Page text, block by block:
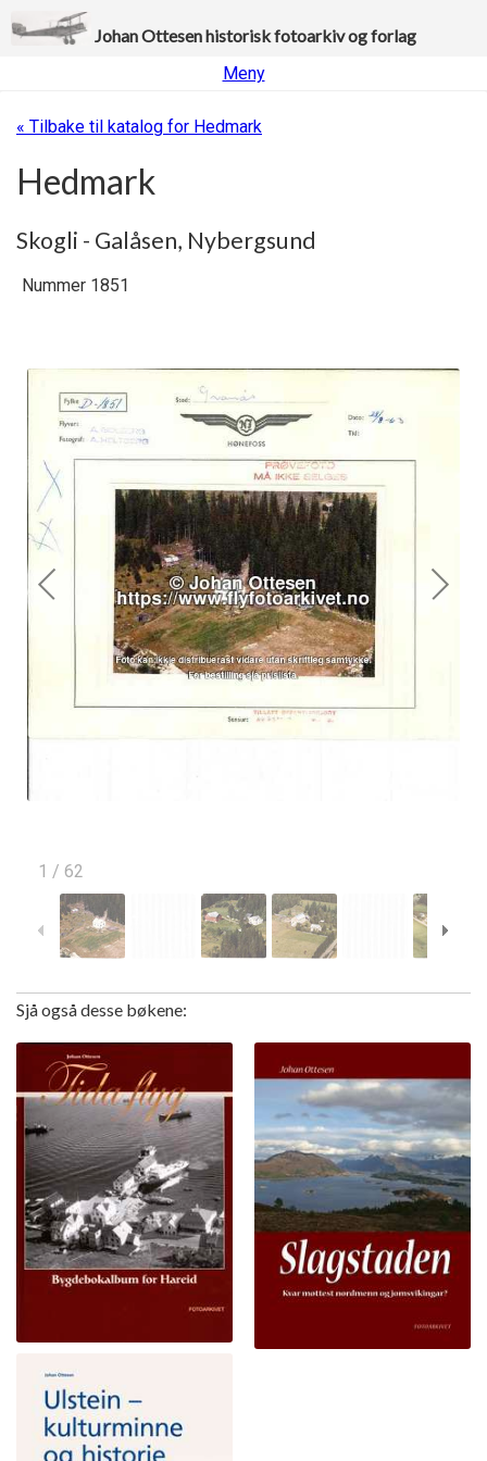
Johan Ottesen historisk fotoarkiv og forlag
Meny
« Tilbake til katalog for Hedmark
Hedmark
Skogli - Galåsen, Nybergsund
1 / 62
Nummer 1851
Sjå også desse bøkene: